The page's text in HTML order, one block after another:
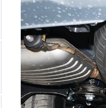
置: 车 全 光 光